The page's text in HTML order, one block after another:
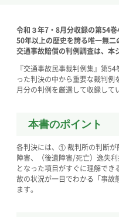
令和３年7・8月分収録の第54巻
50年以上の歴史を誇る唯一無
交通事故賠償の判例調査は、本
『交通事故民事裁判例集』第
った判決の中から重要な裁判
月分の判例を厳選して収録して
本書のポイント
各判決には、① 裁判所の判断
障害、（後遺障害/死亡）逸失
となった項目がすぐに理解で
故の状況が一目でわかる「事故
ます。